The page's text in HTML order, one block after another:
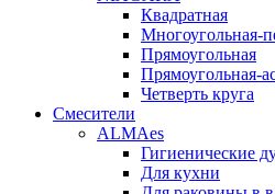
Квадратная
Многоугольная-
Прямоугольная
Прямоугольная-
Четверть круга
Смесители
ALMAes
Гигиенические
Для кухни